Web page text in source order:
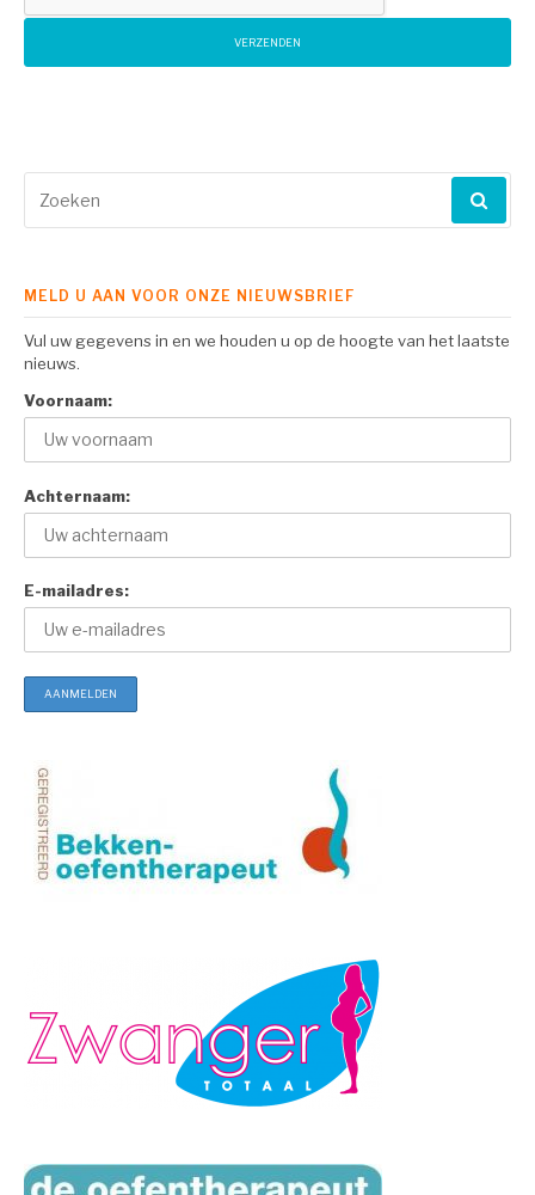
naar:
MELD U AAN VOOR ONZE NIEUWSBRIEF
Vul uw gegevens in en we houden u op de hoogte van het laatste
nieuws.
Voornaam:
Achternaam:
E-mailadres: